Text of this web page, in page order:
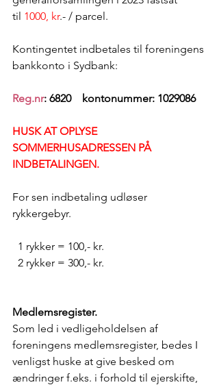
til 1000, kr.- / parcel.
Kontingentet indbetales til foreningens
bankkonto i Sydbank:
Reg.nr: 6820    kontonummer: 1029086
HUSK AT OPLYSE
SOMMERHUSADRESSEN PÅ
INDBETALINGEN.
For sen indbetaling udløser
rykkergebyr.
1 rykker = 100,- kr.
2 rykker = 300,- kr.
Medlemsregister.
Som led i vedligeholdelsen af
foreningens medlemsregister, bedes I
venligst huske at give besked om
ændringer f.eks. i forhold til ejerskifte,